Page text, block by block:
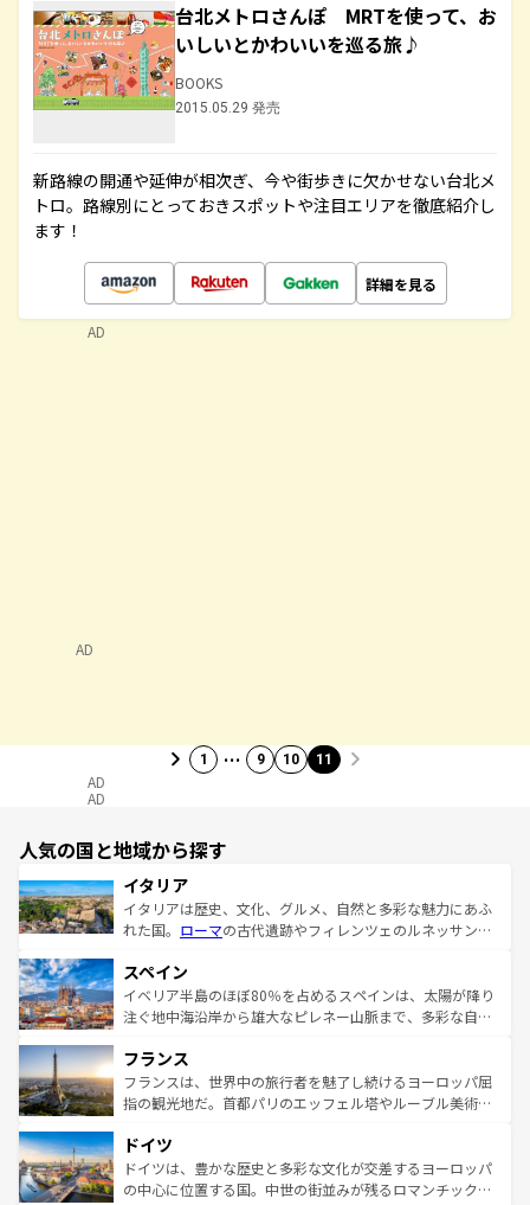
台北メトロさんぽ MRTを使って、お
いしいとかわいいを巡る旅♪
BOOKS
2015.05.29 発売
新路線の開通や延伸が相次ぎ、今や街歩きに欠かせない台北メ
トロ。路線別にとっておきスポットや注目エリアを徹底紹介し
ます！
詳細を見る
AD
1 … 9 10 11
AD
AD
人気の国と地域から探す
イタリア
イタリアは歴史、文化、グルメ、自然と多彩な魅力にあふ
れた国。 ローマの古代遺跡やフィレンツェのルネッサンス
ろん、トスカーナの美しい田園風景やアマルフィ海岸の絶
景など、自然景観も見逃せない。観光の合間には、本場の
ピザやパスタなど、絶品のイタリア料理を堪能することも
ませてくれるイタリアで、忘れられない旅をしてみよう！
なお、新着のイタリア情報はコンテンツ一覧 を参照してほ
しい。
スペイン
イベリア半島のほぼ80％を占めるスペインは、太陽が降り
注ぐ地中海沿岸から雄大なピレネー山脈まで、多彩な自然
文化が根付くこの国では、情熱的なフラメンコ、熱気あふ
れる闘牛、そして美味しいタパスが生活の一部となってい
る。首都マドリードの洗練された雰囲気や、バルセロナの
の城塞都市、穏やかなビーチリゾートまで多彩な表情を見
せる。地方によって風土や気候が異なるスペインはその個
性で訪れる人を魅了する。 なお、新着のスペイン情報はコ
フランス
フランスは、世界中の旅行者を魅了し続けるヨーロッパ屈
指の観光地だ。首都パリのエッフェル塔やルーブル美術館
で、幅広い魅力が詰まっている。華麗な宮殿、歴史的な大
聖堂、美しいビーチ、そして豊かな自然が、訪れる者を心
から魅了する。また、フランスは美食の国としても知ら
ドイツ
ドイツは、豊かな歴史と多彩な文化が交差するヨーロッパ
の中心に位置する国。中世の街並みが残るロマンチック街
AD